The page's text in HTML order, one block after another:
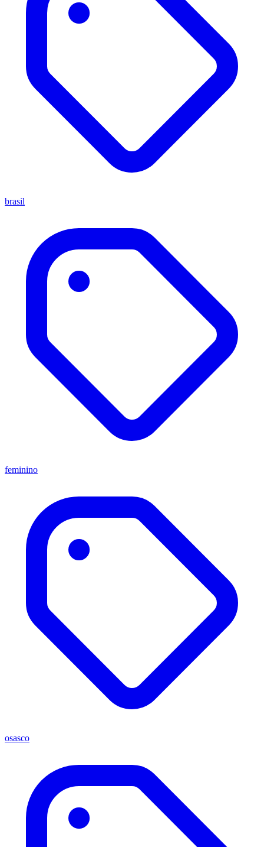
brasil
feminino
osasco